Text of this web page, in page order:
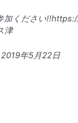
加ください!!
津
2019年5月22日